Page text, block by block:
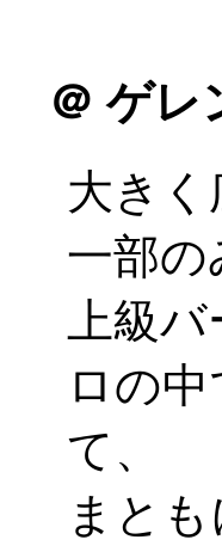
＠ ゲレ
大き
一部
上級
ロの
て、
まと